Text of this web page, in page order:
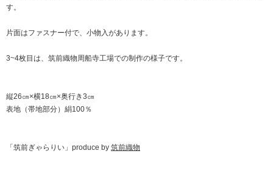
す。
片面はファスナー付で、小物入があります。
3~4枚目は、筑前織物周船寺工場での制作の様子です。
縦26㎝×横18㎝×奥行き3㎝
表地（帯地部分）絹100％
「筑前ぎゃらりい」produce by 筑前織物